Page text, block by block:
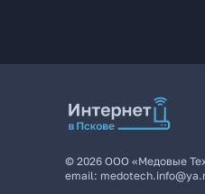
© 2026 ООО «Медовые
email: